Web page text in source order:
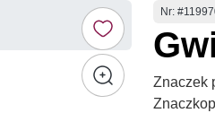
Numer
Nr:
Znaczek